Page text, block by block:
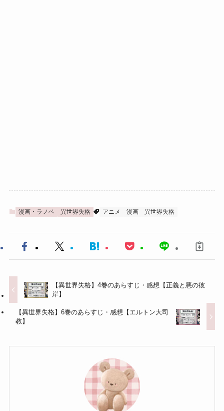
漫画・ラノベ 異世界失格 アニメ 漫画 異世界失格
【異世界失格】4巻のあらすじ・感想【正義と悪の彼
岸】
【異世界失格】6巻のあらすじ・感想【エルトン大司
教】